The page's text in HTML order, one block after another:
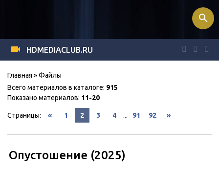
HDMEDIACLUB.RU
search
Главная »Файлы
Всего материалов в каталоге: 915
Показано материалов: 11-20
Страницы: « 1 2 3 4 ... 91 92 »
Опустошение (2025)